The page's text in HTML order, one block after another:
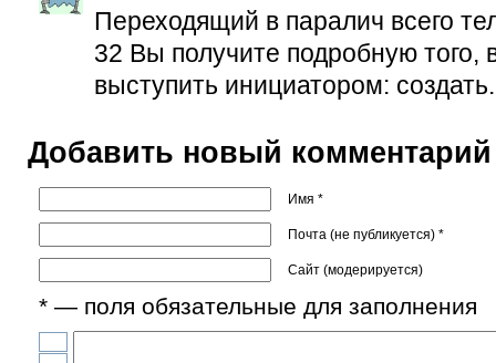
Переходящий в паралич всего
32 Вы получите подробную
выступить инициатором:
Добавить новый комментарий
Имя *
Почта (не публикуется) *
Сайт (модерируется)
* — поля обязательные для заполнения